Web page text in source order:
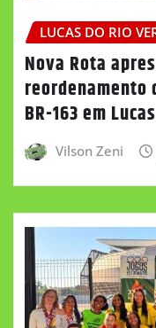
LUCAS DO RIO
Nova Rota
reordenamento
BR-163 em
Vilson Zeni